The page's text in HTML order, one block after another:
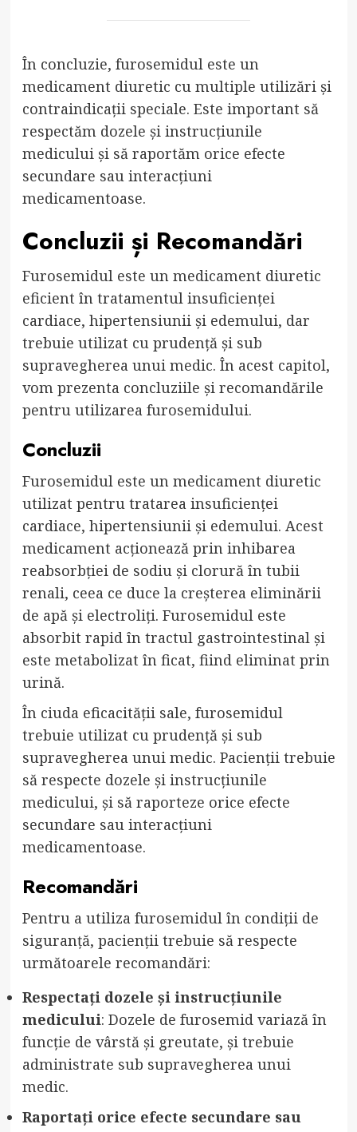
În concluzie, furosemidul este un
medicament diuretic cu multiple utilizări și
contraindicații speciale. Este important să
respectăm dozele și instrucțiunile
medicului și să raportăm orice efecte
secundare sau interacțiuni
medicamentoase.
Concluzii și Recomandări
Furosemidul este un medicament diuretic
eficient în tratamentul insuficienței
cardiace, hipertensiunii și edemului, dar
trebuie utilizat cu prudență și sub
supravegherea unui medic. În acest capitol,
vom prezenta concluziile și recomandările
pentru utilizarea furosemidului.
Concluzii
Furosemidul este un medicament diuretic
utilizat pentru tratarea insuficienței
cardiace, hipertensiunii și edemului. Acest
medicament acționează prin inhibarea
reabsorbției de sodiu și clorură în tubii
renali, ceea ce duce la creșterea eliminării
de apă și electroliți. Furosemidul este
absorbit rapid în tractul gastrointestinal și
este metabolizat în ficat, fiind eliminat prin
urină.
În ciuda eficacității sale, furosemidul
trebuie utilizat cu prudență și sub
supravegherea unui medic. Pacienții trebuie
să respecte dozele și instrucțiunile
medicului, și să raporteze orice efecte
secundare sau interacțiuni
medicamentoase.
Recomandări
Pentru a utiliza furosemidul în condiții de
siguranță, pacienții trebuie să respecte
următoarele recomandări:
Respectați dozele și instrucțiunile
medicului: Dozele de furosemid variază în
funcție de vârstă și greutate, și trebuie
administrate sub supravegherea unui
medic.
Raportați orice efecte secundare sau